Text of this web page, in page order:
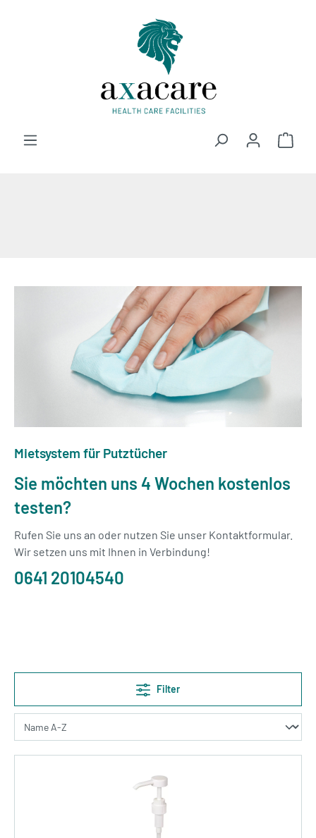
Mietsystem für Putztücher
Sie möchten uns 4 Wochen kostenlos
testen?
Rufen Sie uns an oder nutzen Sie unser Kontaktformular.
Wir setzen uns mit Ihnen in Verbindung!
0641 20104540
Filter